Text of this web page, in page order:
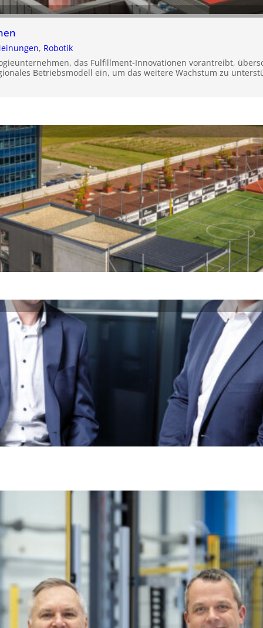
, Robotik
das Fulfillment-Innovationen vorantreibt,
Betriebsmodell ein, um das weitere Wachstum zu